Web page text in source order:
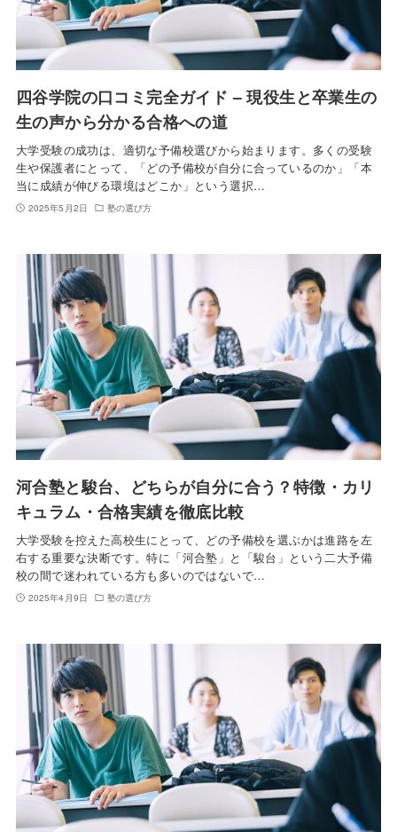
四谷学院の口コミ完全ガイド – 現役生と卒業生の
生の声から分かる合格への道
大学受験の成功は、適切な予備校選びから始まります。多くの受験
生や保護者にとって、「どの予備校が自分に合っているのか」「本
当に成績が伸びる環境はどこか」という選択…
2025年5月2日 塾の選び方
河合塾と駿台、どちらが自分に合う？特徴・カリ
キュラム・合格実績を徹底比較
大学受験を控えた高校生にとって、どの予備校を選ぶかは進路を左
右する重要な決断です。特に「河合塾」と「駿台」という二大予備
校の間で迷われている方も多いのではないで…
2025年4月9日 塾の選び方